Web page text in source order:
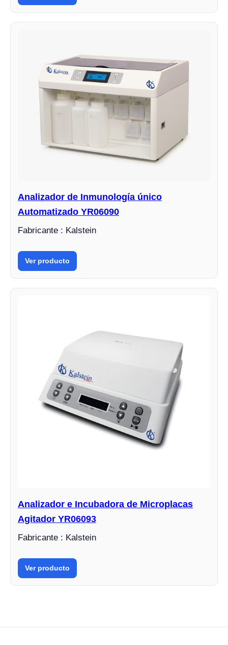
Analizador de Inmunología único
Automatizado YR06090
Fabricante : Kalstein
Ver producto
Analizador e Incubadora de Microplacas
Agitador YR06093
Fabricante : Kalstein
Ver producto